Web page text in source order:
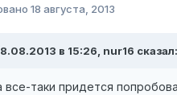
18 августа, 2013
в 15:26, nur16 сказал:
все-таки придется